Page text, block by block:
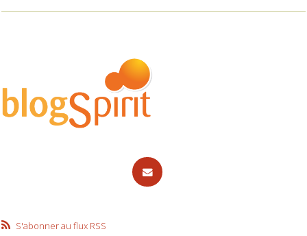
S'abonner au flux RSS